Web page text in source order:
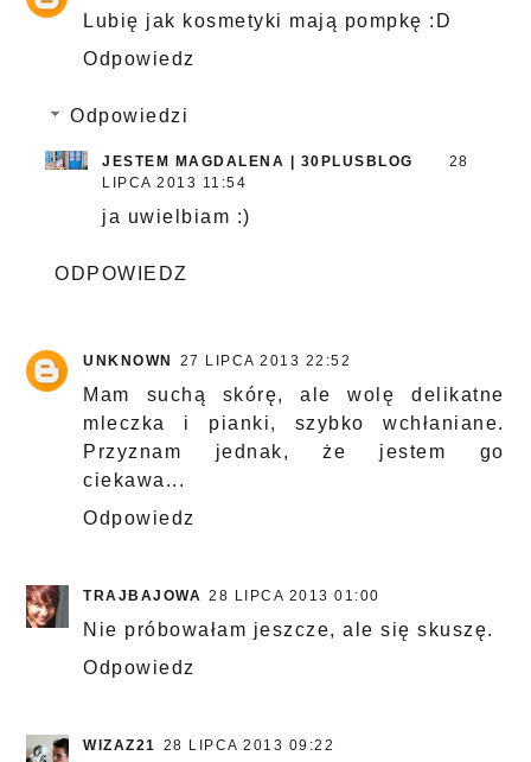
Lubię jak kosmetyki mają pompkę :D
Odpowiedz
Odpowiedzi
JESTEM MAGDALENA | 30PLUSBLOG
28
LIPCA 2013 11:54
ja uwielbiam :)
ODPOWIEDZ
UNKNOWN 27 LIPCA 2013 22:52
Mam suchą skórę, ale wolę delikatne
mleczka i pianki, szybko wchłaniane.
Przyznam jednak, że jestem go
ciekawa...
Odpowiedz
TRAJBAJOWA 28 LIPCA 2013 01:00
Nie próbowałam jeszcze, ale się skuszę.
Odpowiedz
WIZAZ21 28 LIPCA 2013 09:22